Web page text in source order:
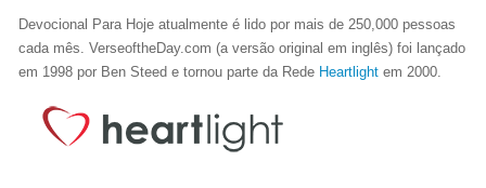
Devocional Para Hoje atualmente é lido por mais de 250,000 pessoas
cada mês. VerseoftheDay.com (a versão original em inglês) foi lançado
em 1998 por Ben Steed e tornou parte da Rede Heartlight em 2000.